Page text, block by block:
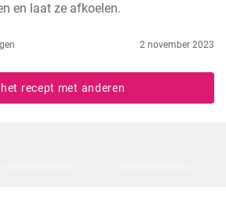
en laat ze afkoelen.
2 november 2023
het recept met anderen